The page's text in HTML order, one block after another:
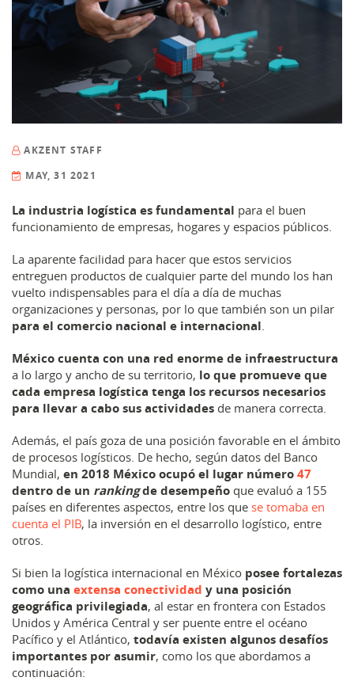
AKZENT STAFF
MAY, 31 2021
La industria logística es fundamental para el buen
funcionamiento de empresas, hogares y espacios públicos.
La aparente facilidad para hacer que estos servicios
entreguen productos de cualquier parte del mundo los han
vuelto indispensables para el día a día de muchas
organizaciones y personas, por lo que también son un pilar
para el comercio nacional e internacional.
México cuenta con una red enorme de infraestructura
a lo largo y ancho de su territorio, lo que promueve que
cada empresa logística tenga los recursos necesarios
para llevar a cabo sus actividades de manera correcta.
Además, el país goza de una posición favorable en el ámbito
de procesos logísticos. De hecho, según datos del Banco
Mundial, en 2018 México ocupó el lugar número47
dentro de un rankingde desempeño que evaluó a 155
países en diferentes aspectos, entre los que se tomaba en
cuenta el PIB, la inversión en el desarrollo logístico, entre
otros.
Si bien la logística internacional en México posee fortalezas
como una extensa conectividad y una posición
geográfica privilegiada, al estar en frontera con Estados
Unidos y América Central y ser puente entre el océano
Pacífico y el Atlántico, todavía existen algunos desafíos
importantes por asumir, como los que abordamos a
continuación: